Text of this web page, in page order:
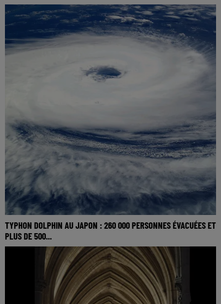
TYPHON DOLPHIN AU JAPON : 260 000 PERSONNES ÉVACUÉES ET
PLUS DE 500...